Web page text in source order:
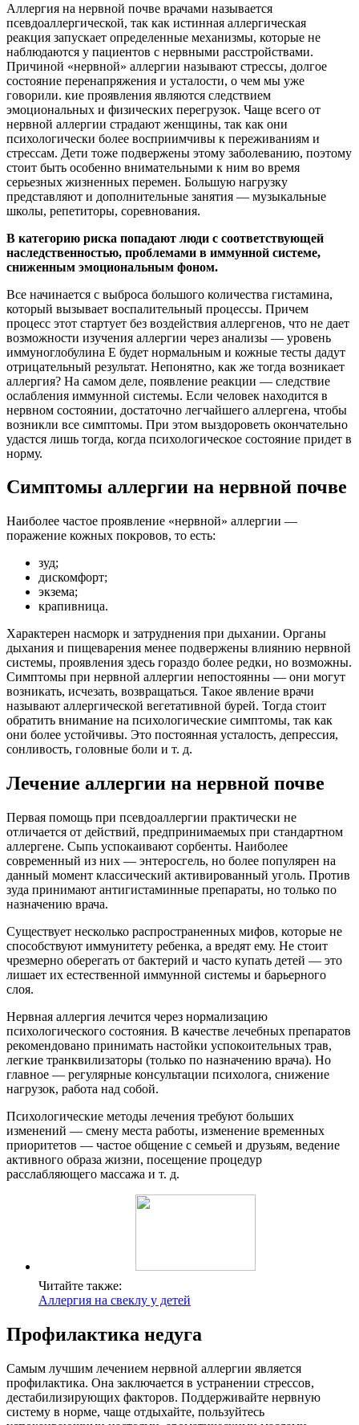
Аллергия на нервной почве врачами называется
псевдоаллергической, так как истинная аллергическая
реакция запускает определенные механизмы, которые не
наблюдаются у пациентов с нервными расстройствами.
Причиной «нервной» аллергии называют стрессы, долгое
состояние перенапряжения и усталости, о чем мы уже
говорили. кие проявления являются следствием
эмоциональных и физических перегрузок. Чаще всего от
нервной аллергии страдают женщины, так как они
психологически более восприимчивы к переживаниям и
стрессам. Дети тоже подвержены этому заболеванию, поэтому
стоит быть особенно внимательными к ним во время
серьезных жизненных перемен. Большую нагрузку
представляют и дополнительные занятия — музыкальные
школы, репетиторы, соревнования.
В категорию риска попадают люди с соответствующей
наследственностью, проблемами в иммунной системе,
сниженным эмоциональным фоном.
Все начинается с выброса большого количества гистамина,
который вызывает воспалительный процессы. Причем
процесс этот стартует без воздействия аллергенов, что не дает
возможности изучения аллергии через анализы — уровень
иммуноглобулина E будет нормальным и кожные тесты дадут
отрицательный результат. Непонятно, как же тогда возникает
аллергия? На самом деле, появление реакции — следствие
ослабления иммунной системы. Если человек находится в
нервном состоянии, достаточно легчайшего аллергена, чтобы
возникли все симптомы. При этом выздороветь окончательно
удастся лишь тогда, когда психологическое состояние придет в
норму.
Симптомы аллергии на нервной почве
Наиболее частое проявление «нервной» аллергии —
поражение кожных покровов, то есть:
зуд;
дискомфорт;
экзема;
крапивница.
Характерен насморк и затруднения при дыхании. Органы
дыхания и пищеварения менее подвержены влиянию нервной
системы, проявления здесь гораздо более редки, но возможны.
Симптомы при нервной аллергии непостоянны — они могут
возникать, исчезать, возвращаться. Такое явление врачи
называют аллергической вегетативной бурей. Тогда стоит
обратить внимание на психологические симптомы, так как
они более устойчивы. Это постоянная усталость, депрессия,
сонливость, головные боли и т. д.
Лечение аллергии на нервной почве
Первая помощь при псевдоаллергии практически не
отличается от действий, предпринимаемых при стандартном
аллергене. Сыпь успокаивают сорбенты. Наиболее
современный из них — энтеросгель, но более популярен на
данный момент классический активированный уголь. Против
зуда принимают антигистаминные препараты, но только по
назначению врача.
Существует несколько распространенных мифов, которые не
способствуют иммунитету ребенка, а вредят ему. Не стоит
чрезмерно оберегать от бактерий и часто купать детей — это
лишает их естественной иммунной системы и барьерного
слоя.
Нервная аллергия лечится через нормализацию
психологического состояния. В качестве лечебных препаратов
рекомендовано принимать настойки успокоительных трав,
легкие транквилизаторы (только по назначению врача). Но
главное — регулярные консультации психолога, снижение
нагрузок, работа над собой.
Психологические методы лечения требуют больших
изменений — смену места работы, изменение временных
приоритетов — частое общение с семьей и друзьям, ведение
активного образа жизни, посещение процедур
расслабляющего массажа и т. д.
Читайте также:
Аллергия на свеклу у детей
Профилактика недуга
Самым лучшим лечением нервной аллергии является
профилактика. Она заключается в устранении стрессов,
дестабилизирующих факторов. Поддерживайте нервную
систему в норме, чаще отдыхайте, пользуйтесь